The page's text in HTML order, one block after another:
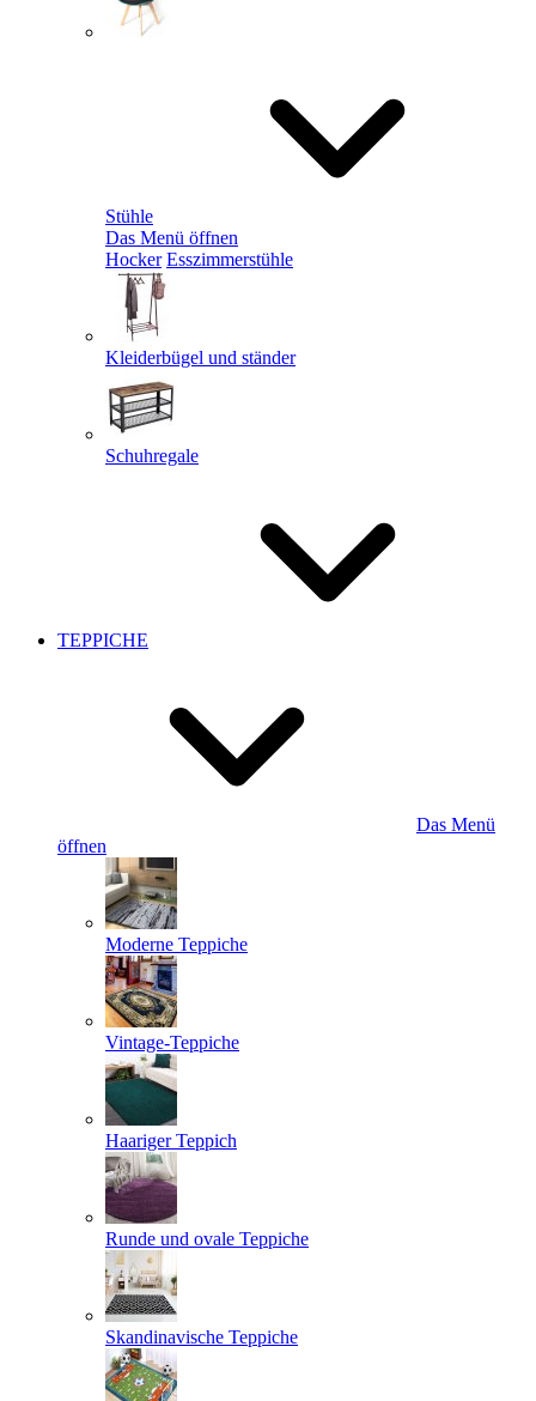
Stühle
Das Menü öffnen
Hocker Esszimmerstühle
Kleiderbügel und ständer
Schuhregale
TEPPICHE
Das Menü
öffnen
Moderne Teppiche
Vintage-Teppiche
Haariger Teppich
Runde und ovale Teppiche
Skandinavische Teppiche